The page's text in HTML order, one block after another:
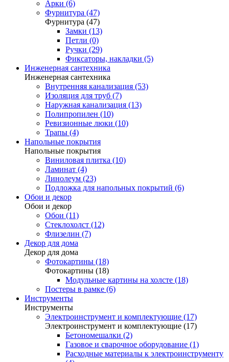
Арки (6)
Фурнитура (47)
Фурнитура (47)
Замки (13)
Петли (0)
Ручки (29)
Фиксаторы, накладки (5)
Инженерная сантехника
Инженерная сантехника
Внутренняя канализация (53)
Изоляция для труб (7)
Наружная канализация (13)
Полипропилен (10)
Ревизионные люки (10)
Трапы (4)
Напольные покрытия
Напольные покрытия
Виниловая плитка (10)
Ламинат (4)
Линолеум (23)
Подложка для напольных покрытий (6)
Обои и декор
Обои и декор
Обои (11)
Стеклохолст (12)
Флизелин (7)
Декор для дома
Декор для дома
Фотокартины (18)
Фотокартины (18)
Модульные картины на холсте (18)
Постеры в рамке (6)
Инструменты
Инструменты
Электроинструмент и комплектующие (17)
Электроинструмент и комплектующие (17)
Бетономешалки (2)
Газовое и сварочное оборудование (1)
Расходные материалы к электроинструменту